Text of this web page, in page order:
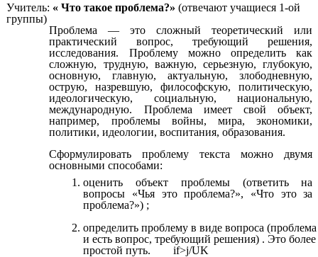
Учитель: « Что такое проблема?»(отвечают учащиеся 1-ой
группы)
Проблема — это сложный теоретический или
практический вопрос, требующий решения,
исследования. Проблему можно определить как
сложную, трудную, важную, серьезную, глубокую,
основную, главную, актуальную, злободневную,
острую, назревшую, философскую, политическую,
идеологическую, социальную, национальную,
международную. Проблема имеет свой объект,
например, проблемы войны, мира, экономики,
политики, идеологии, воспитания, образования.
Сформулировать проблему текста можно двумя
основными способами:
оценить объект проблемы (ответить на
вопросы «Чья это проблема?», «Что это за
проблема?») ;
определить проблему в виде вопроса (проблема
и есть вопрос, требующий решения) . Это более
простой путь. if>j/UK